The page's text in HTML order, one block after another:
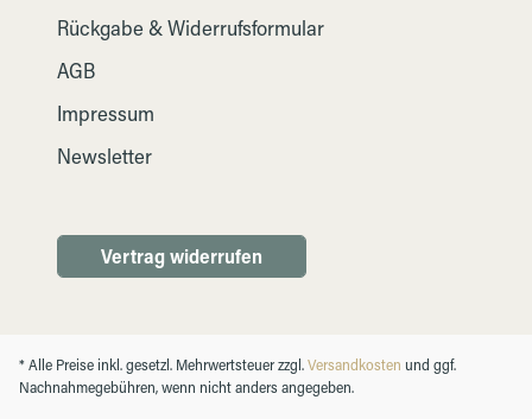
Rückgabe & Widerrufsformular
AGB
Impressum
Newsletter
Vertrag widerrufen
* Alle Preise inkl. gesetzl. Mehrwertsteuer zzgl.Versandkosten und ggf.
Nachnahmegebühren, wenn nicht anders angegeben.